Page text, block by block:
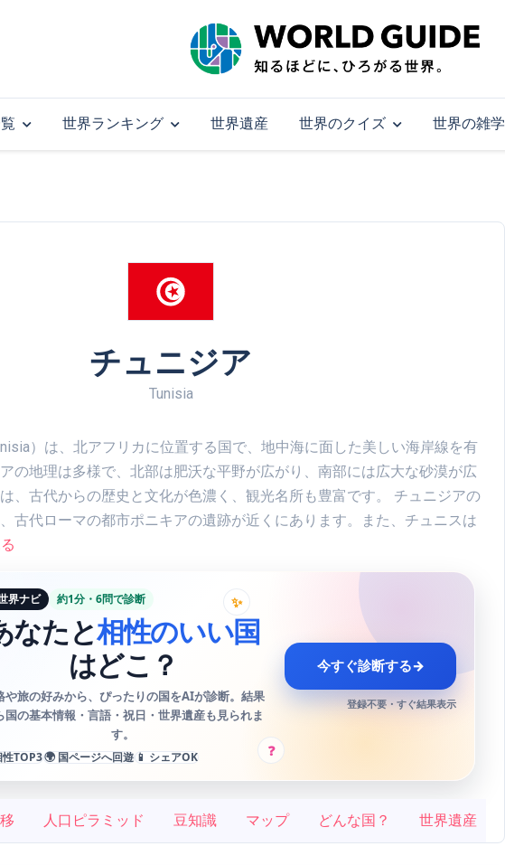
世界ランキング 世界遺産 世界のクイズ 世界の雑学
チュニジア
Tunisia
）は、北アフリカに位置する国で、地中海に面した美しい海岸線を有
の地理は多様で、北部は肥沃な平野が広がり、南部には広大な砂漠が広
、古代からの歴史と文化が色濃く、観光名所も豊富です。 チュニジアの
古代ローマの都市ポニキアの遺跡が近くにあります。また、チュニスは
✨
?
界ナビ 約1分・6問で診断
なたと相性のいい国
はどこ？
や旅の好みから、ぴったりの国をAIが診断。結果
国の基本情報・言語・祝日・世界遺産も見られま
す。
性TOP3🌍 国ページへ回遊 📱 シェアOK
今すぐ診断する→
登録不要・すぐ結果表示
人口ピラミッド 豆知識 マップ どんな国？ 世界遺産